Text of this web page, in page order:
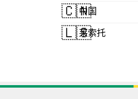
🇨🇳
中国
🇱🇸莱索托